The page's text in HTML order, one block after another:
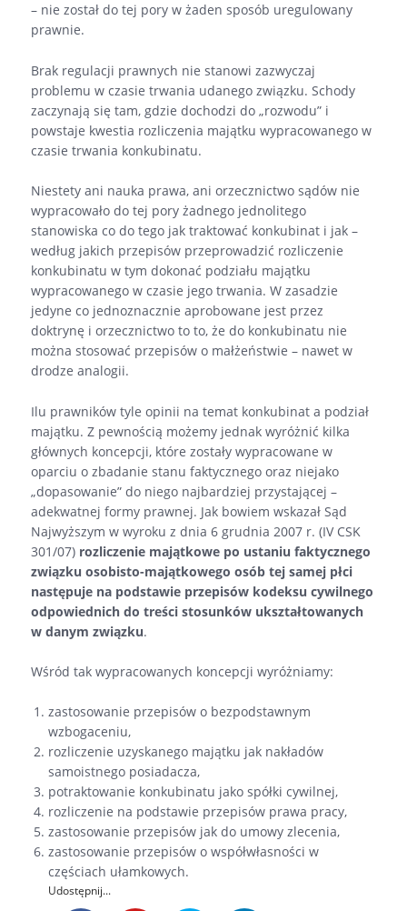
– nie został do tej pory w żaden sposób uregulowany
prawnie.
Brak regulacji prawnych nie stanowi zazwyczaj
problemu w czasie trwania udanego związku. Schody
zaczynają się tam, gdzie dochodzi do „rozwodu” i
powstaje kwestia rozliczenia majątku wypracowanego w
czasie trwania konkubinatu.
Niestety ani nauka prawa, ani orzecznictwo sądów nie
wypracowało do tej pory żadnego jednolitego
stanowiska co do tego jak traktować konkubinat i jak –
według jakich przepisów przeprowadzić rozliczenie
konkubinatu w tym dokonać podziału majątku
wypracowanego w czasie jego trwania. W zasadzie
jedyne co jednoznacznie aprobowane jest przez
doktrynę i orzecznictwo to to, że do konkubinatu nie
można stosować przepisów o małżeństwie – nawet w
drodze analogii.
Ilu prawników tyle opinii na temat konkubinat a podział
majątku. Z pewnością możemy jednak wyróżnić kilka
głównych koncepcji, które zostały wypracowane w
oparciu o zbadanie stanu faktycznego oraz niejako
„dopasowanie” do niego najbardziej przystającej –
adekwatnej formy prawnej. Jak bowiem wskazał Sąd
Najwyższym w wyroku z dnia 6 grudnia 2007 r. (IV CSK
301/07) rozliczenie majątkowe po ustaniu faktycznego
związku osobisto-majątkowego osób tej samej płci
następuje na podstawie przepisów kodeksu cywilnego
odpowiednich do treści stosunków ukształtowanych
w danym związku.
Wśród tak wypracowanych koncepcji wyróżniamy:
zastosowanie przepisów o bezpodstawnym
wzbogaceniu,
rozliczenie uzyskanego majątku jak nakładów
samoistnego posiadacza,
potraktowanie konkubinatu jako spółki cywilnej,
rozliczenie na podstawie przepisów prawa pracy,
zastosowanie przepisów jak do umowy zlecenia,
zastosowanie przepisów o współwłasności w
częściach ułamkowych.
Udostępnij...